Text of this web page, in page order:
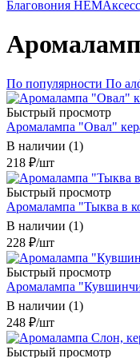
Благовония HEM
По популярности По
Быстрый просмотр
Аромалампа "Овал"
В наличии (1)
218 ₽/шт
Быстрый просмотр
Аромалампа "Тыква в
В наличии (1)
228 ₽/шт
Быстрый просмотр
Аромалампа
В наличии (1)
248 ₽/шт
Быстрый просмотр